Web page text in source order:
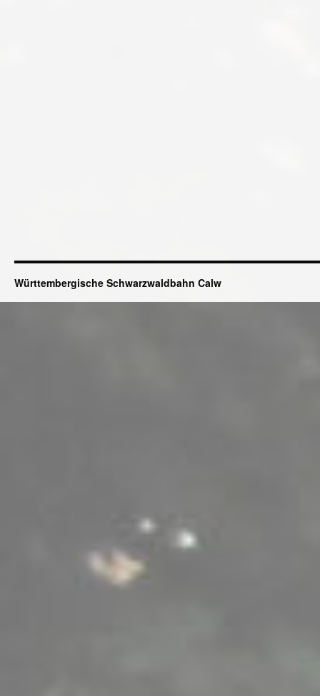
Württembergische Schwarzwaldbahn Calw